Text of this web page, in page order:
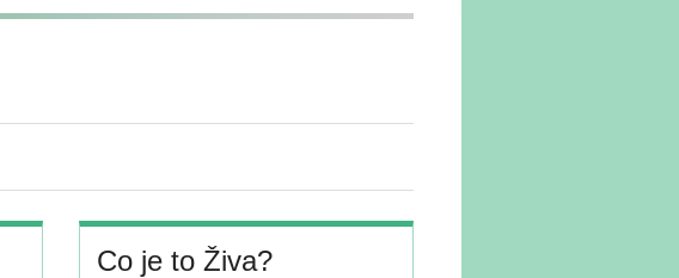
Co je to Živa?